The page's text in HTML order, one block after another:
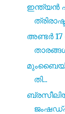
ഇന്ത്യൻ
അണ്ടർ 17
തി...